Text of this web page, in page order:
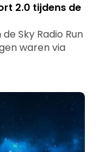
2.0 tijdens de
Sky Radio Run
waren via